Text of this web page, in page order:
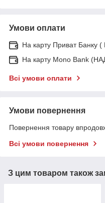
Умови оплати
На карту Приват
На карту Mono Bank
Всі умови оплати
Умови повернення
Повернення товару
Всі умови повернення
З цим товаром також